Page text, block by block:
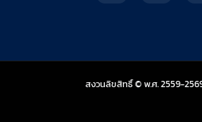
สงวนลิขสิทธิ์ © พ.ศ. 2559-